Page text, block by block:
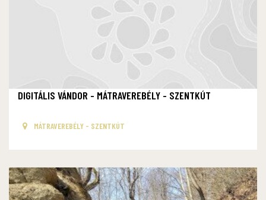
DIGITÁLIS VÁNDOR - MÁTRAVEREBÉLY - SZENTKÚT
MÁTRAVEREBÉLY - SZENTKÚT